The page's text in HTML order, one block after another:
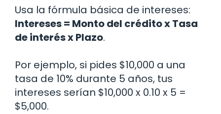
Usa la fórmula básica de intereses:
Intereses = Monto del crédito x Tasa
de interés x Plazo.
Por ejemplo, si pides $10,000 a una
tasa de 10% durante 5 años, tus
intereses serían $10,000 x 0.10 x 5 =
$5,000.